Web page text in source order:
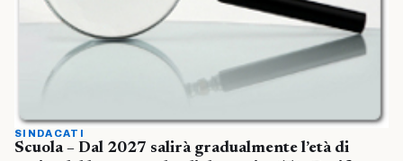
SINDACATI
Scuola – Dal 2027 salirà gradualmente l’età di